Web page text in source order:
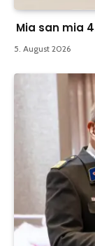
Mia san mia
5. August 2026